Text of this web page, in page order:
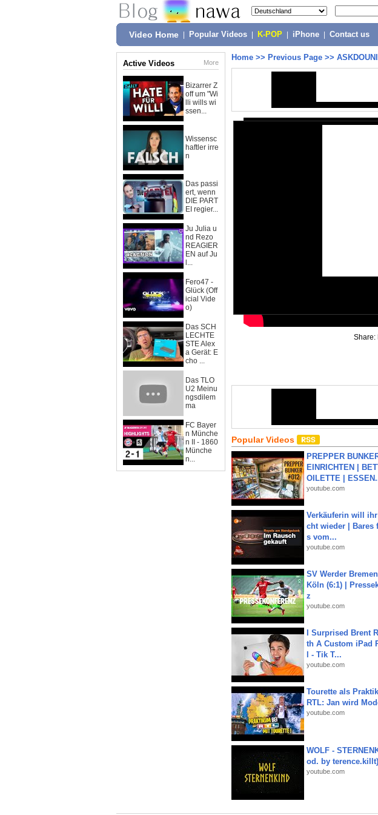
Video Home Popular Videos K-POP iPhone Contact us
Active Videos More
Bizarrer Z
off um "Wi
lli wills wi
ssen...
Wissensc
haftler irre
n
Das passi
ert, wenn
DIE PART
EI regier...
Ju Julia u
nd Rezo
REAGIER
EN auf Ju
l...
Fero47 -
Glück (Off
icial Vide
o)
Das SCH
LECHTE
STE Alex
a Gerät: E
cho ...
Das TLO
U2 Meinu
ngsdilem
ma
FC Bayer
n Münche
n II - 1860
Münche
n...
Home >> Previous Page >>
Share:
Popular Videos
PREPPER
EINRICHTEN |
OILETTE |
youtube.com
Verkäuferin will
cht wieder | Bares
s vom...
youtube.com
SV Werder
Köln (6:1) |
z
youtube.com
I Surprised Brent
th A Custom iPad
l - Tik T...
youtube.com
Tourette als
RTL: Jan wird
youtube.com
WOLF -
od. by terence.killt)
youtube.com